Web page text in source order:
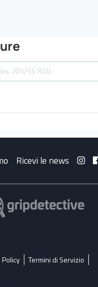
Ricevi le news
Policy
Termini di Servizio